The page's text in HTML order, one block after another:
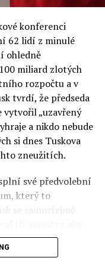
budou na
Fórum AI bude
skládající se z
akcí.
umělé
veřejných a
problémy a
v tvář zásadním
také zváží, do
oblastech života
ve
nutnosti zajistit
konferenci
62 lidí z minulé
ohledně
miliard zlotých
rozpočtu a v
tvrdí, že předseda
vytvořil „uzavřený
a nikdo nebude
si dnes Tuskova
zneužitích.
své předvolební
který to
se samozřejmě
členů PiS, a
Domański